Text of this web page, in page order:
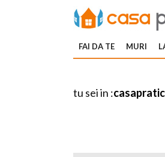
FAI DA TE MURI
tu sei in :